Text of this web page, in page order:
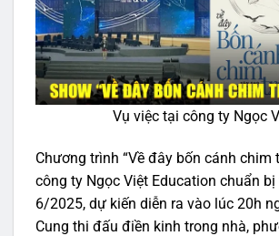
Vụ việc tại công ty Ngọc
Chương trình “Về đây bốn cánh chim
công ty Ngọc Việt Education chuẩn
6/2025, dự kiến diễn ra vào lúc 20h
Cung thi đấu điền kinh trong nhà,